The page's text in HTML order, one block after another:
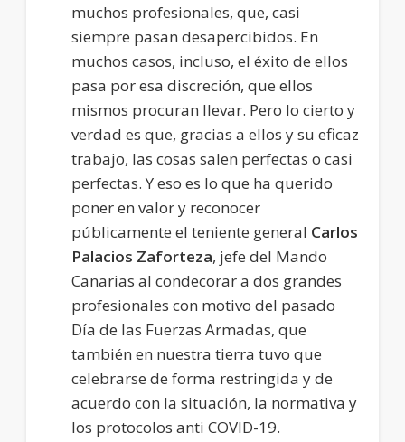
muchos profesionales, que, casi
siempre pasan desapercibidos. En
muchos casos, incluso, el éxito de ellos
pasa por esa discreción, que ellos
mismos procuran llevar. Pero lo cierto y
verdad es que, gracias a ellos y su eficaz
trabajo, las cosas salen perfectas o casi
perfectas. Y eso es lo que ha querido
poner en valor y reconocer
públicamente el teniente general Carlos
Palacios Zaforteza, jefe del Mando
Canarias al condecorar a dos grandes
profesionales con motivo del pasado
Día de las Fuerzas Armadas, que
también en nuestra tierra tuvo que
celebrarse de forma restringida y de
acuerdo con la situación, la normativa y
los protocolos anti COVID-19.